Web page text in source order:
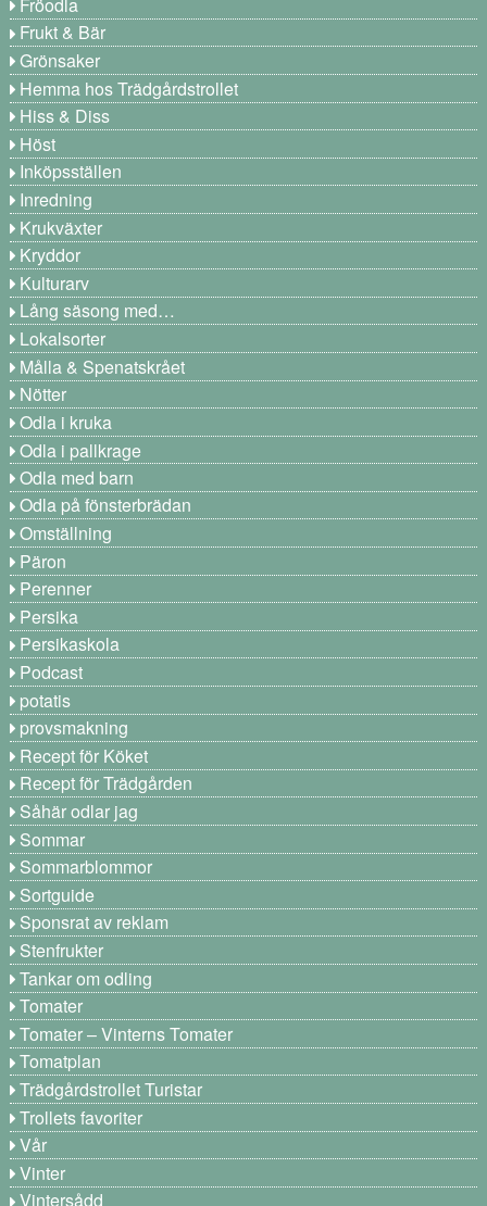
Frukt & Bär
Grönsaker
Hemma hos Trädgårdstrollet
Hiss & Diss
Höst
Inköpsställen
Inredning
Krukväxter
Kryddor
Kulturarv
Lång säsong med…
Lokalsorter
Målla & Spenatskrået
Nötter
Odla i kruka
Odla i pallkrage
Odla med barn
Odla på fönsterbrädan
Omställning
Päron
Perenner
Persika
Persikaskola
Podcast
potatis
provsmakning
Recept för Köket
Recept för Trädgården
Såhär odlar jag
Sommar
Sommarblommor
Sortguide
Sponsrat av reklam
Stenfrukter
Tankar om odling
Tomater
Tomater – Vinterns Tomater
Tomatplan
Trädgårdstrollet Turistar
Trollets favoriter
Vår
Vinter
Vintersådd